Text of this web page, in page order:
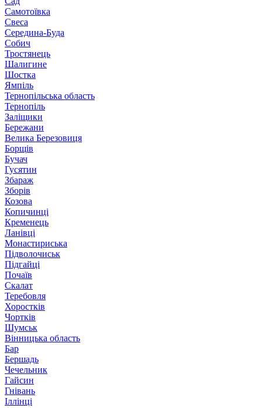
Самотоївка
Свеса
Середина-Буда
Собич
Тростянець
Шалигине
Шостка
Ямпіль
Тернопільська область
Тернопіль
Заліщики
Бережани
Велика Березовиця
Борщів
Бучач
Гусятин
Збараж
Зборів
Козова
Копичинці
Кременець
Ланівці
Монастириська
Підволочиськ
Підгайці
Почаїв
Скалат
Теребовля
Хоростків
Чортків
Шумськ
Вінницька область
Бар
Бершадь
Чечельник
Гайсин
Гнівань
Іллінці